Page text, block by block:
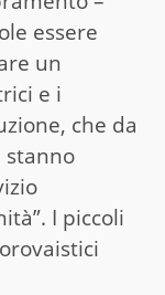
essere
un
e i
che da
stanno
I piccoli